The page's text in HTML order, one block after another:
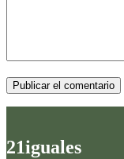
Publicar el comentario
21iguales